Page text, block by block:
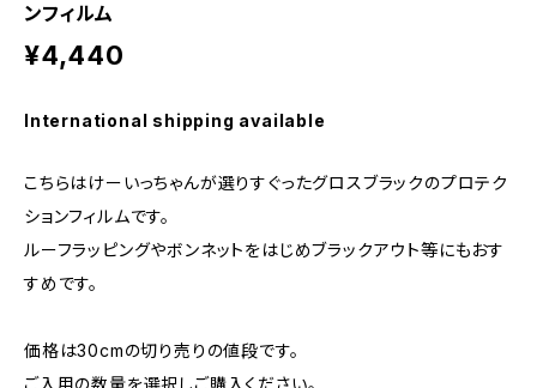
ンフィルム
¥4,440
International shipping available
こちらはけーいっちゃんが選りすぐったグロスブラックのプロテク
ションフィルムです。
ルーフラッピングやボンネットをはじめブラックアウト等にもおす
すめです。
価格は30cmの切り売りの値段です。
ご入用の数量を選択しご購入ください。